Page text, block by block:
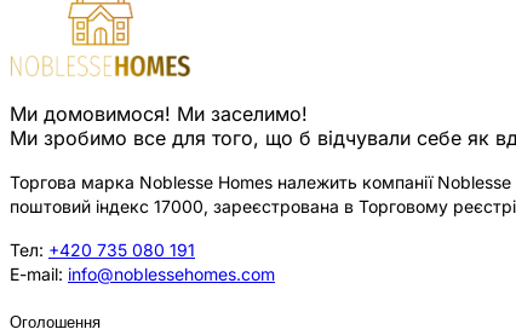
Ми домовимося! Ми заселимо!
Ми зробимо все для того, що б відчували себе як
Торгова марка Noblesse Homes належить компанії
поштовий індекс 17000, зареєстрована в Торговому
Тел: +420 735 080 191
E-mail: info@noblessehomes.com
Оголошення